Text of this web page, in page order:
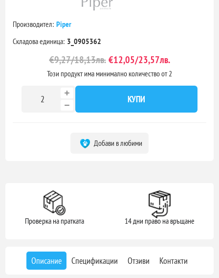
Производител: Piper
Складова единица: 3_0905362
€9,27/18,13лв. €12,05/23,57лв.
Този продукт има минимално количество от 2
КУПИ
Добави в любими
Проверка на пратката 14 дни право на връщане
Описание Спецификации Отзиви Контакти